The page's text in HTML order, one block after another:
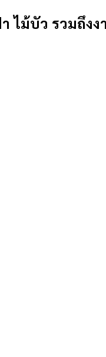
ไม้บัว รวมถึง